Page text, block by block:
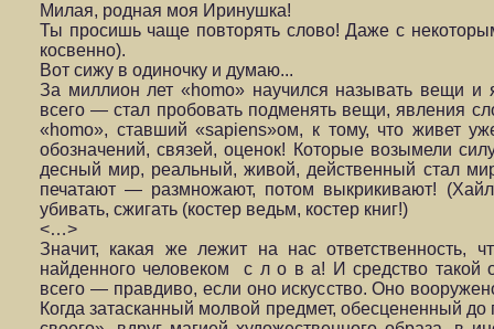
Милая, родная моя Иринушка!
Ты просишь чаще повторять слово! Даже с
косвенно).
Вот сижу в одиночку и думаю...
За миллион лет «homo» научился называть вещи
всего — стал пробовать подменять вещи, явления
«homo», ставший «sapiens»ом, к тому, что живет
обозначений, связей, оценок! Которые возымели
десный мир, реальный, живой, действенный стал
печатают — размножают, потом выкрикивают!
убивать, сжигать (костер ведьм, костер книг!)
<…>
Значит, какая же лежит на нас ответственность,
найденного чело­веком с л о в а! И средство
всего — прав­диво, если оно искусство. Оно
Когда затасканный молвой предмет, обесцененный